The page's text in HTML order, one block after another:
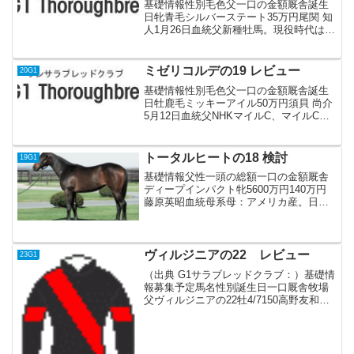
基礎情報性別毛色父一口の金額厩舎誕生
日牝青毛シルバーステート35万円尾関 知
人1月26日血統父新種牡馬。現役時代は4
兄弟も怪我がち。母3勝 芝1600-1800m
フ...
20G1 ミゼリコルデの19 レビュー
基礎情報性別毛色父一口の金額厩舎誕生
日牡鹿毛ミッキーアイル50万円須貝 尚介
5月12日血統父NHKマイルC、マイルCS
に母父ダンチヒ系のロックオブジブラル
タルとス...
19G1 トータルヒートの18 検討
基礎情報父性一頭の総額一口の金額厩舎
ディープインパクト牝5600万円140万円
藤原英昭血統母系母：アメリカ産。日本
合の活躍馬ディープインパクト×母父マキ
ャベリ...
23G1 ヴィルジニアの22 レビュー
（出典 G1サラブレッドクラブ：）基礎情
報募集予定馬名性別誕生日一口厩舎牧場
父ヴィルジニアの22牡4/7150高野友和ノ